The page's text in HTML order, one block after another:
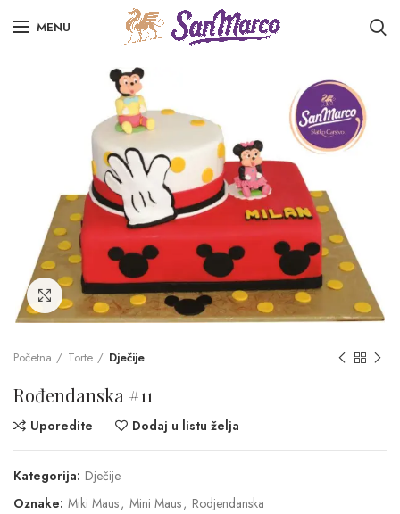
MENU
Click to enlarge
Početna Torte Dječije
Rođendanska #11
Uporedite Dodaj u listu želja
Kategorija: Dječije
Oznake: Miki Maus, Mini Maus, Rodjendanska